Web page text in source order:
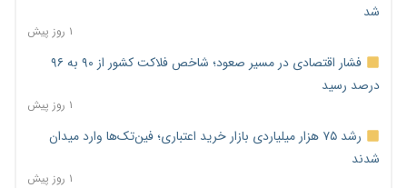
شد
۱ روز پیش
فشار اقتصادی در مسیر صعود؛ شاخص فلاکت کشور از ۹۰ به ۹۶
درصد رسید
۱ روز پیش
رشد ۷۵ هزار میلیاردی بازار خرید اعتباری؛ فین‌تک‌ها وارد میدان
شدند
۱ روز پیش